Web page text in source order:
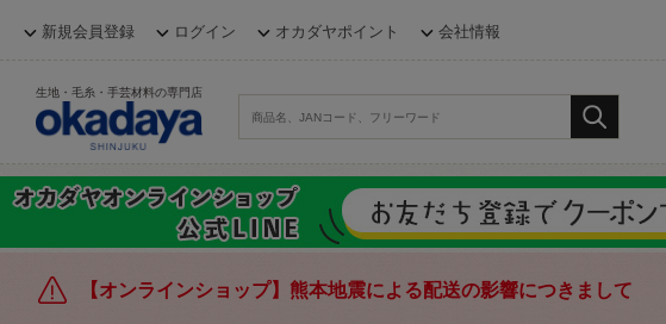
新規会員登録 ログイン オカダヤポイント 会社情報
生地・毛糸・手芸材料の専門店
【オンラインショップ】熊本地震による配送の影響につきまして